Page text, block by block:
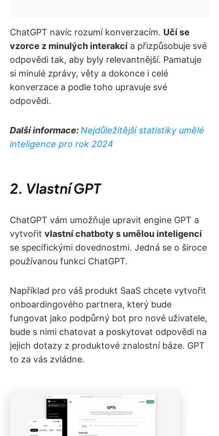
ChatGPT navíc rozumí konverzacím. Učí se
vzorce z minulých interakcí a přizpůsobuje své
odpovědi tak, aby byly relevantnější. Pamatuje
si minulé zprávy, věty a dokonce i celé
konverzace a podle toho upravuje své
odpovědi.
Další informace: Nejdůležitější statistiky umělé
inteligence pro rok 2024
2. Vlastní GPT
ChatGPT vám umožňuje upravit engine GPT a
vytvořit vlastní chatboty s umělou inteligencí
se specifickými dovednostmi. Jedná se o široce
používanou funkci ChatGPT.
Například pro váš produkt SaaS chcete vytvořit
onboardingového partnera, který bude
fungovat jako podpůrný bot pro nové uživatele,
bude s nimi chatovat a poskytovat odpovědi na
jejich dotazy z produktové znalostní báze. GPT
to za vás zvládne.